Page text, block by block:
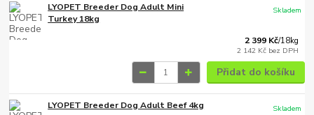
LYOPET Breeder Dog Adult Mini
Turkey 18kg
2 399 Kč/18kg
2 142 Kč bez DPH
Skladem
Přidat do košíku
LYOPET Breeder Dog Adult Beef 4kg
Skladem